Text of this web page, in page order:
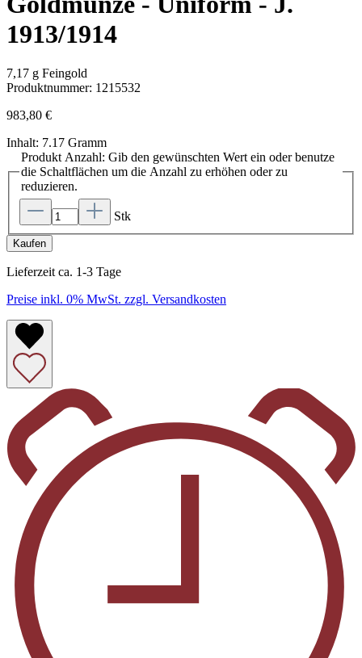
1913/1914
7,17 g Feingold
Produktnummer: 1215532
983,80 €
Inhalt: 7.17 Gramm
Produkt Anzahl: Gib den gewünschten Wert ein oder benutze
die Schaltflächen um die Anzahl zu erhöhen oder zu
reduzieren.
Stk
Kaufen
Lieferzeit ca. 1-3 Tage
Preise inkl. 0% MwSt. zzgl. Versandkosten